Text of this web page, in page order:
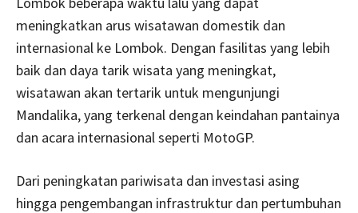
meningkatkan arus wisatawan domestik dan
internasional ke Lombok. Dengan fasilitas yang lebih
baik dan daya tarik wisata yang meningkat,
wisatawan akan tertarik untuk mengunjungi
Mandalika, yang terkenal dengan keindahan pantainya
dan acara internasional seperti MotoGP.
Dari peningkatan pariwisata dan investasi asing
hingga pengembangan infrastruktur dan pertumbuhan